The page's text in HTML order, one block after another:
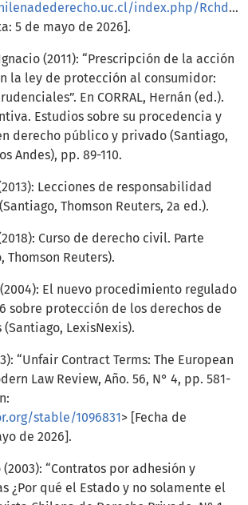
index.php/Rchd/article/view/24969
5 de mayo de 2026].
Ignacio (2011): “Prescripción de la acción
la ley de protección al consumidor:
En CORRAL, Hernán (ed.).
Estudios sobre su procedencia y
derecho público y privado (Santiago,
Andes), pp. 89-110.
Lecciones de responsabilidad
Thomson Reuters, 2a ed.).
Curso de derecho civil. Parte
Thomson Reuters).
(2004): El nuevo procedimiento regulado
sobre protección de los derechos de
LexisNexis).
“Unfair Contract Terms: The European
Law Review, Año. 56, N° 4, pp. 581-
stable/1096831> [Fecha de
de 2026].
(2003): “Contratos por adhesión y
¿Por qué el Estado y no solamente el